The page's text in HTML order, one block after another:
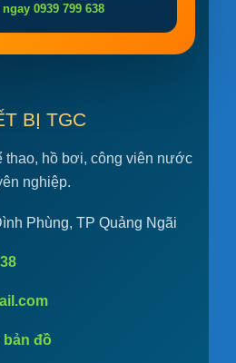
0939 799 638
BỊ TGC
thao, hồ bơi, công viên nước
nghiệp.
Phùng, TP Quảng Ngãi
bản đồ